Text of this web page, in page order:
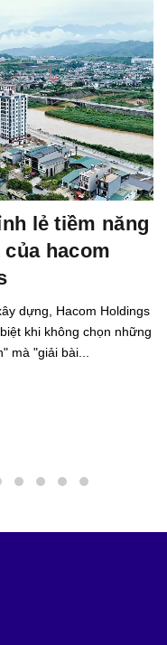
lẻ tiềm năng
hacom
dựng, Hacom Holdings
khi không chọn những
mà "giải bài...